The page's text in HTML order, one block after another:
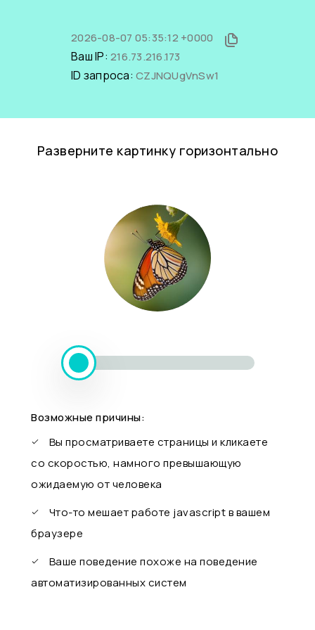
2026-08-07 05:35:12 +0000
Ваш IP: 216.73.216.173
ID запроса: CZJNQUgVnSw1
Разверните картинку горизонтально
Возможные причины:
Вы просматриваете страницы и кликаете
со скоростью, намного превышающую
ожидаемую от человека
Что-то мешает работе javascript в вашем
браузере
Ваше поведение похоже на поведение
автоматизированных систем